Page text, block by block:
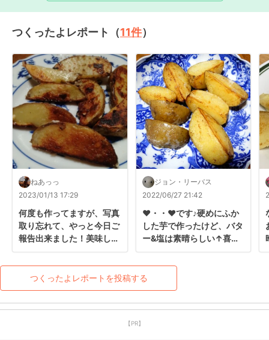
つくったよレポート（11件）
ねあっっ
2023/01/13 17:29
何度も作ってますが、写真
取り忘れて、やっと今日ご
報告出来ました！美味しす
す！レシピ有り難うござい
ますm(__)m
ジョン・リーバス
2022/06/27 21:42
❤・・❤です♪硬めにふか
した芋で作ったけど、バタ
ー&塩は素晴らしい↑喜ば
～ん♡ポチ♡あ、皮付きで
失礼しましたw（常に皮付
きなので）
つくったよレポートを投稿する
【PR】